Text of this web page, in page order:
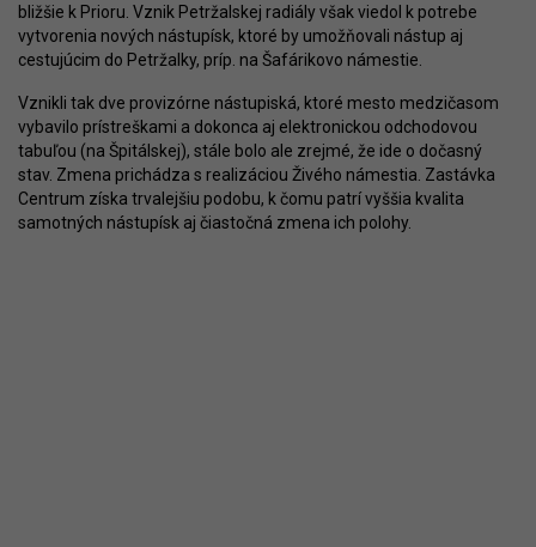
bližšie k Prioru. Vznik Petržalskej radiály však viedol k potrebe
vytvorenia nových nástupísk, ktoré by umožňovali nástup aj
cestujúcim do Petržalky, príp. na Šafárikovo námestie.
Vznikli tak dve provizórne nástupiská, ktoré mesto medzičasom
vybavilo prístreškami a dokonca aj elektronickou odchodovou
tabuľou (na Špitálskej), stále bolo ale zrejmé, že ide o dočasný
stav. Zmena prichádza s realizáciou Živého námestia. Zastávka
Centrum získa trvalejšiu podobu, k čomu patrí vyššia kvalita
samotných nástupísk aj čiastočná zmena ich polohy.